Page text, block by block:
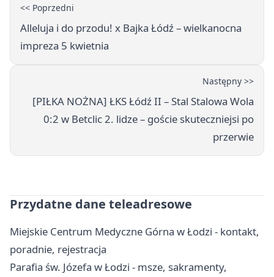
<< Poprzedni
Alleluja i do przodu! x Bajka Łódź – wielkanocna
impreza 5 kwietnia
Następny >>
[PIŁKA NOŻNA] ŁKS Łódź II – Stal Stalowa Wola
0:2 w Betclic 2. lidze – goście skuteczniejsi po
przerwie
Przydatne dane teleadresowe
Miejskie Centrum Medyczne Górna w Łodzi - kontakt,
poradnie, rejestracja
Parafia św. Józefa w Łodzi - msze, sakramenty,